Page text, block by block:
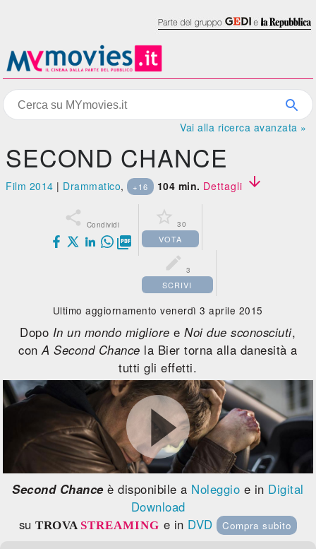
Vai alla ricerca avanzata »
SECOND CHANCE
Film 2014 | Drammatico, +16 104 min. Dettagli 
 Condividi

 30
VOTA
 3
SCRIVI
Ultimo aggiornamento venerdì 3 aprile 2015
Dopo In un mondo migliore eNoi due sconosciuti,
conA Second Chance la Bier torna alla danesità a
tutti gli effetti.
Second Chanceè disponibile a Noleggio e in Digital
Download
suTROVA STREAMING e in DVD Compra subito